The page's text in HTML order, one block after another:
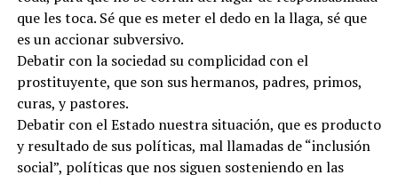
que les toca. Sé que es meter el dedo en la llaga, sé que
es un accionar subversivo.
Debatir con la sociedad su complicidad con el
prostituyente, que son sus hermanos, padres, primos,
curas, y pastores.
Debatir con el Estado nuestra situación, que es producto
y resultado de sus políticas, mal llamadas de “inclusión
social”, políticas que nos siguen sosteniendo en las